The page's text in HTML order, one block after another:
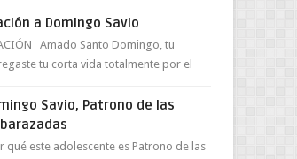
a Domingo Savio
Amado Santo Domingo, tu
tu corta vida totalmente por el
para ...
Savio, Patrono de las
qué este adolescente es Patrono de las